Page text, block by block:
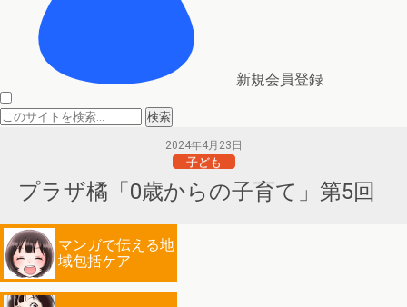
新規会員登録
2024年4月23日
子ども
プラザ橘「0歳からの子育て」第5回
マンガで伝える地
域包括ケア